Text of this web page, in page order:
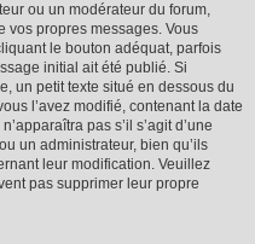
ou un modérateur du forum,
vos propres messages. Vous
le bouton adéquat, parfois
initial ait été publié. Si
un petit texte situé en dessous du
l’avez modifié, contenant la date
pas s’il s’agit d’une
un administrateur, bien qu’ils
leur modification. Veuillez
pas supprimer leur propre